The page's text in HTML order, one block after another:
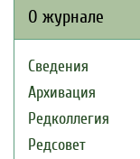
О журнале
Сведения
Архивация
Редколлегия
Редсовет